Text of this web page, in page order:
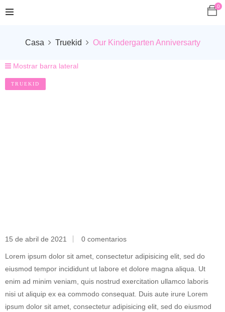
0
Casa Truekid Our Kindergarten Anniversarty
Mostrar barra lateral
TRUEKID
15 de abril de 2021 0 comentarios
Lorem ipsum dolor sit amet, consectetur adipisicing elit, sed do
eiusmod tempor incididunt ut labore et dolore magna aliqua. Ut
enim ad minim veniam, quis nostrud exercitation ullamco laboris
nisi ut aliquip ex ea commodo consequat. Duis aute irure Lorem
ipsum dolor sit amet, consectetur adipisicing elit, sed do eiusmod